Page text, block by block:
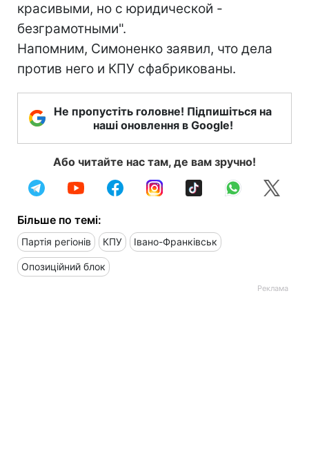
красивыми, но с юридической -
безграмотными".
Напомним, Симоненко заявил, что дела
против него и КПУ сфабрикованы.
Не пропустіть головне! Підпишіться на
наші оновлення в Google!
Або читайте нас там, де вам зручно!
Більше по темі:
Партія регіонів КПУ Івано-Франківськ
Опозиційний блок